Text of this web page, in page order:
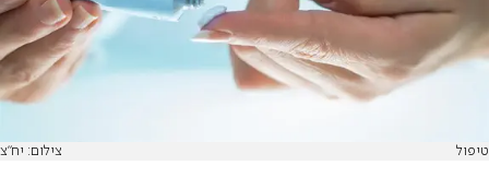
טיפול צילום: יח"צ